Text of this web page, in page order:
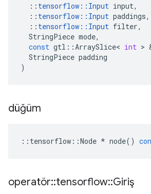
:: tensorflow :: Input input,
:: tensorflow :: Input paddings,
:: tensorflow :: Input filter,
StringPiece mode,
const gtl ::ArraySlice< int >
StringPiece padding
)
düğüm
:: tensorflow ::Node * node()
operatör::tensorflow::Giriş